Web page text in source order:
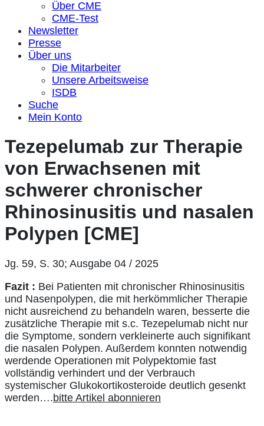
Über CME
CME-Test
Newsletter
Presse
Über uns
Die Mitarbeiter
Unsere Arbeitsweise
ISDB
Suche
Mein Konto
Tezepelumab zur Therapie
von Erwachsenen mit
schwerer chronischer
Rhinosinusitis und nasalen
Polypen [CME]
Jg. 59, S. 30; Ausgabe 04 / 2025
Fazit : Bei Patienten mit chronischer Rhinosinusitis
und Nasenpolypen, die mit herkömmlicher Therapie
nicht ausreichend zu behandeln waren, besserte die
zusätzliche Therapie mit s.c. Tezepelumab nicht nur
die Symptome, sondern verkleinerte auch signifikant
die nasalen Polypen. Außerdem konnten notwendig
werdende Operationen mit Polypektomie fast
vollständig verhindert und der Verbrauch
systemischer Glukokortikosteroide deutlich gesenkt
werden….bitte Artikel abonnieren